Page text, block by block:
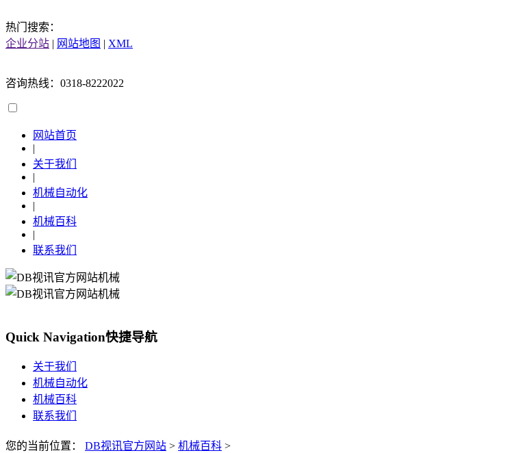
热门搜索：
企业分站 | 网站地图 | XML
咨询热线：0318-8222022
网站首页
|
关于我们
|
机械自动化
|
机械百科
|
联系我们
Quick Navigation快捷导航
关于我们
机械自动化
机械百科
联系我们
您的当前位置： DB视讯官方网站 > 机械百科 >